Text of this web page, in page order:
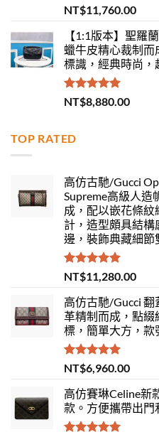
評分5.00
滿分 5
NT$11,760.00
【1:1版本】聖羅
蠟牛皮精心裁制
標識，經典時尚，
評分 5.00
滿分 5
NT$8,880.00
TOP RATED
高仿古馳/Gucci
Supreme高級人造
成，配以嵌花條
計，造型頗具結
邊，裝飾典藏細
評分5.00
滿分 5
NT$11,280.00
高仿古馳/Gucci
革精制而成，點綴
標，簡單大方，款
評分 5.00
滿分 5
NT$6,960.00
高仿賽琳Celine新
款。方便攜帶出